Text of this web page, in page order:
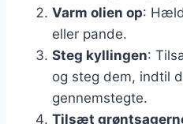
Varm olien op:
eller pande.
Steg kyllingen:
og steg dem, indtil
gennemstegte.
Tilsæt